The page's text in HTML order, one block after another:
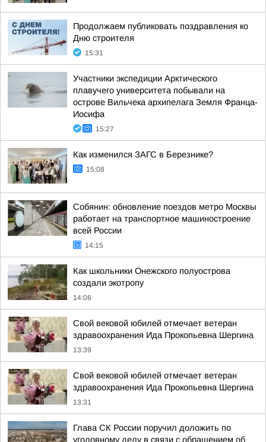
Продолжаем публиковать поздравления ко
Дню строителя
15:31
Участники экспедиции Арктического
плавучего университета побывали на
острове Вильчека архипелага Земля Франца-
Иосифа
15:27
Как изменился ЗАГС в Березнике?
15:08
Собянин: обновление поездов метро Москвы
работает на транспортное машиностроение
всей России
14:15
Как школьники Онежского полуострова
создали экотропу
14:06
Свой вековой юбилей отмечает ветеран
здравоохранения Ида Прокопьевна Шергина
13:39
Свой вековой юбилей отмечает ветеран
здравоохранения Ида Прокопьевна Шергина
13:31
Глава СК России поручил доложить по
уголовному делу в связи с обращением об